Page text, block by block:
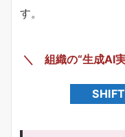
す。
＼ 組織の“生成AI